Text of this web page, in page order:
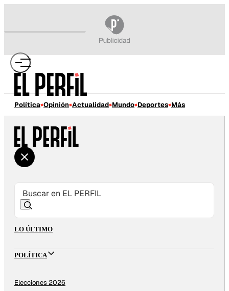
Política Opinión Actualidad Mundo Deportes Más
LO ÚLTIMO
POLÍTICA
Elecciones 2026